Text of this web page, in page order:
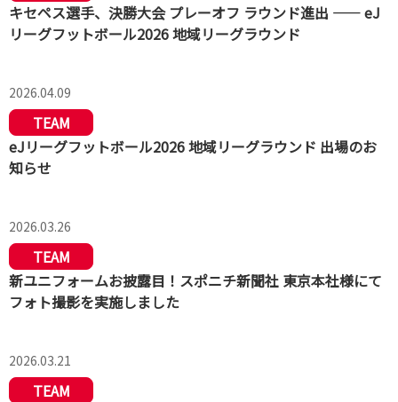
キセペス選手、決勝大会 プレーオフ ラウンド進出 —— eJ
リーグフットボール2026 地域リーグラウンド
2026.04.09
TEAM
eJリーグフットボール2026 地域リーグラウンド 出場のお
知らせ
2026.03.26
TEAM
新ユニフォームお披露目！スポニチ新聞社 東京本社様にて
フォト撮影を実施しました
2026.03.21
TEAM